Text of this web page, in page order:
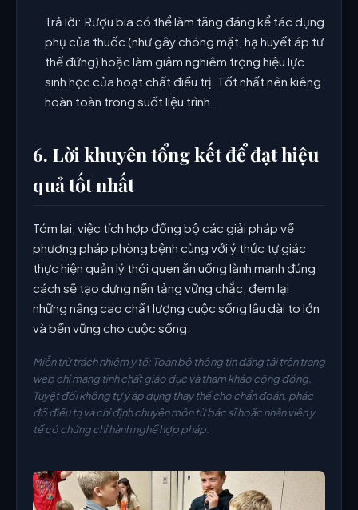
Trả lời: Rượu bia có thể làm tăng đáng kể tác dụng
phụ của thuốc (như gây chóng mặt, hạ huyết áp tư
thế đứng) hoặc làm giảm nghiêm trọng hiệu lực
sinh học của hoạt chất điều trị. Tốt nhất nên kiêng
hoàn toàn trong suốt liệu trình.
6. Lời khuyên tổng kết để đạt hiệu
quả tốt nhất
Tóm lại, việc tích hợp đồng bộ các giải pháp về
phương pháp phòng bệnh cùng với ý thức tự giác
thực hiện quản lý thói quen ăn uống lành mạnh đúng
cách sẽ tạo dựng nền tảng vững chắc, đem lại
những nâng cao chất lượng cuộc sống lâu dài to lớn
và bền vững cho cuộc sống.
Miễn trừ trách nhiệm y tế: Toàn bộ thông tin đăng tải trên trang
web chỉ mang tính chất giáo dục và tham khảo cộng đồng.
Tuyệt đối không tự ý áp dụng thay thế cho chẩn đoán, phác
đồ điều trị và chỉ định chuyên môn từ bác sĩ hoặc nhân viên y
tế có chứng chỉ hành nghề hợp pháp.